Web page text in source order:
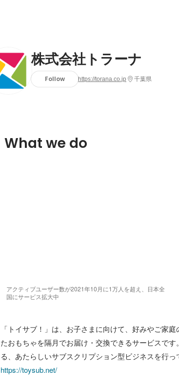
株式会社トラーナ
Follow https://torana.co.jp 千葉県
What we do
アクティブユーザー数が2021年10月に1万人を超え、日本全
国にサービス拡大中
「トイサブ！」は、お子さまに向けて、好みやご家
たおもちゃを隔月でお届け・交換できるサービスで
https://toysub.net/